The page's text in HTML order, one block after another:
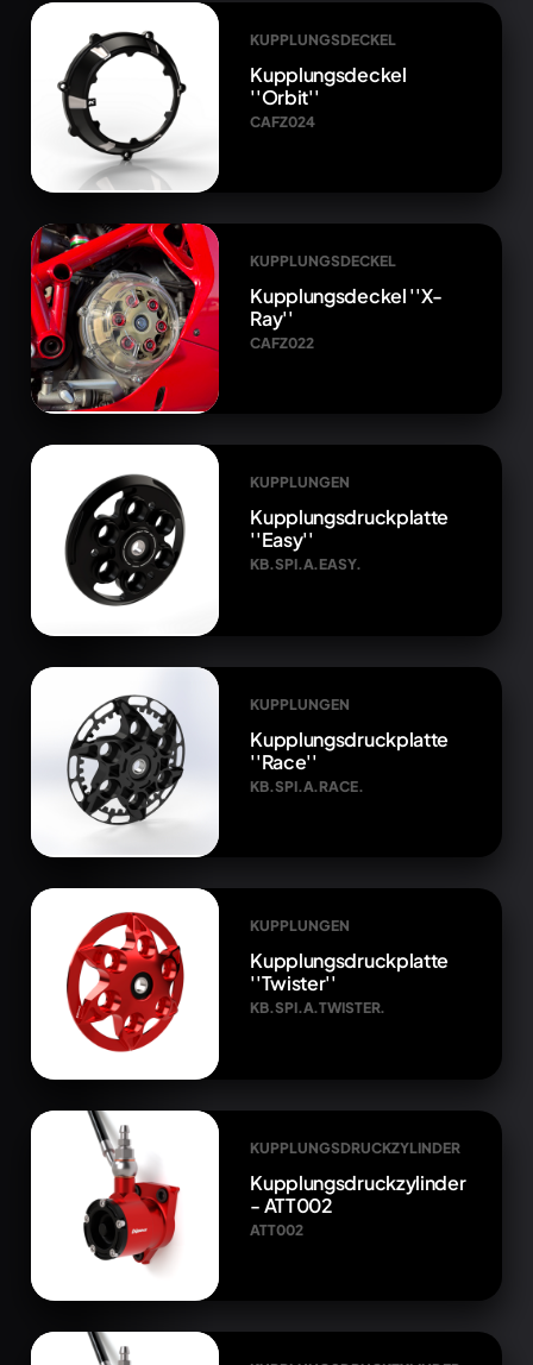
KUPPLUNGSDECKEL
Kupplungsdeckel
''Orbit''
CAFZ024
KUPPLUNGSDECKEL
Kupplungsdeckel ''X-
Ray''
CAFZ022
KUPPLUNGEN
Kupplungsdruckplatte
''Easy''
KB.SPI.A.EASY.
KUPPLUNGEN
Kupplungsdruckplatte
''Race''
KB.SPI.A.RACE.
KUPPLUNGEN
Kupplungsdruckplatte
''Twister''
KB.SPI.A.TWISTER.
KUPPLUNGSDRUCKZYLINDER
Kupplungsdruckzylinder
- ATT002
ATT002